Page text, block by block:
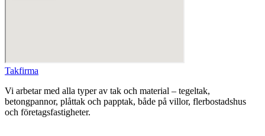
Takfirma
Vi arbetar med alla typer av tak och material – tegeltak,
betongpannor, plåttak och papptak, både på villor, flerbostadshus
och företagsfastigheter.